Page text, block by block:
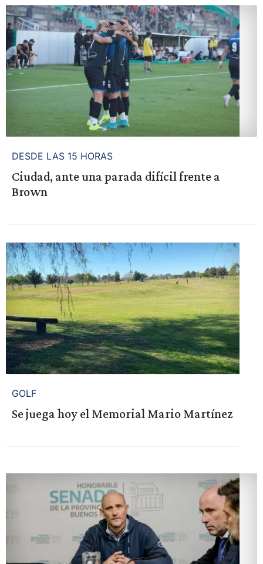
DESDE LAS 15 HORAS
Ciudad, ante una parada difícil frente a
Brown
GOLF
Se juega hoy el Memorial Mario Martínez